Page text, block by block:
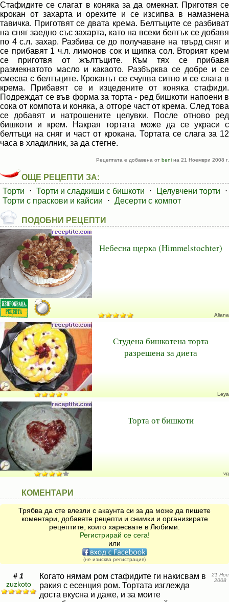
Стафидите се слагат в коняка за да омекнат. Приготвя се
крокан от захарта и орехите и се изсипва в намазнена
тавичка. Приготвят се двата крема. Белтъците се разбиват
на сняг заедно със захарта, като на всеки белтък се добавя
по 4 с.л. захар. Разбива се до получаване на твърд сняг и
се прибавят 1 ч.л. лимонов сок и щипка сол. Вторият крем
се приготвя от жълтъците. Към тях се прибавя
размекнатото масло и какаото. Разбърква се добре и се
смесва с белтъците. Кроканът се счупва ситно и се слага в
крема. Прибавят се и изцедените от коняка стафиди.
Подреждат се във форма за торта - ред бишкоти напоени в
сока от компота и коняка, а отгоре част от крема. След това
се добавят и натрошените целувки. После отново ред
бишкоти и крем. Накрая тортата може да се украси с
белтъци на сняг и част от крокана. Тортата се слага за 12
часа в хладилник, за да стегне.
Рецептата е добавена от beni на 21 Ноември 2008 г.
ОЩЕ РЕЦЕПТИ ЗА:
Торти
⋅ Торти и сладкиши с бишкоти ⋅ Целувчени торти
⋅
Торти с праскови и кайсии
⋅ Десерти с компот
ПОДОБНИ РЕЦЕПТИ
Небесна щерка (Himmelstochter)
Aliana
Студена бишкотена торта
разрешена за диета
Leya
Торта от бишкоти
vg
КОМЕНТАРИ
Трябва да сте влезли с акаунта си за да може да пишете
коментари, добавяте рецепти и снимки и организирате
рецептите, които харесвате в Любими.
Регистрирай се сега!
или
(не изисква регистрация)
# 1
zuzkoto
Когато нямам ром стафидите ги накисвам в
ракия с есенция ром. Тортата изглежда
доста вкусна и даже, и за моите
21 Ное
2008